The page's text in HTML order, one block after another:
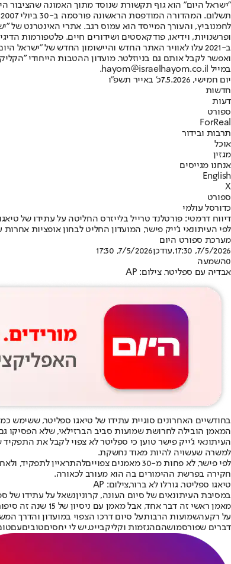
"ישראל היום" הוא גוף תקשורת שנוסד מתוך האמונה שהציבור
ופרשנויות, וידיאו, פודקאסטים ושידורים חיים. פלטפורמות
ב-2021 עלו לאוויר האתר החדש והיישומון החדש של
ואפשר לקבל אותם גם בניוזלטר. מועדון ההטבות הייחודי
במייל hayom@israelhayom.co.il.
יום חמישי, 7.5.2026
כ' באייר תשפ"ו
חדשות
דעות
ספורט
ForReal
תרבות ובידור
אוכל
מגזין
אנחנו מגייסים
English
X
ספורט
כדורסל עולמי
דיווח דרמטי: פורטלנד טרייל בלייזרס החליטה על עתידו של
לפי העיתונאי ג'ייק פישר, המועדון החליט לבחון אופציות אחרות על
מערכת ספורט היום
7/5/2026, 17:30
,עודכן7/5/2026, 17:30
0השמעה
אבדיה עם ספליטר. צילום: AP
בחודשיים האחרונים סוגיית עתידו של טיאגו ספליטר, ששימש
המאמן הובילה לחרושת שמועות סביב הברזילאי, שלא
העיתונאי ג'ייק פישר טוען כי ספליטר לא צפוי לקבל את
למשרה שעשויה להיות מאוד נחשקת.
לפי פישר, לא פחות מ-30 מאמנים צפויים
להתראיין לתפקיד,
חקירה בפרשת ההימורים בה הוא מעורב לכאורה.
טיאגו ספליטר. גורלו לא ברור,צילום: AP
במסיבת העיתונאים של סיום העונה, קרוניןנשאל על עתידו של
מאמן ראשי זה דבר אחד, אבל מאמן עם ניסיון של 15 שנה זה סיפור אחר".
על רקעהשמועות הרבותעל סיום דרכו הצפוי במועדון והדרך
דברים שפורסמושהםהגזמות וקליקבייט.יש לי יחסיםטוביםעם